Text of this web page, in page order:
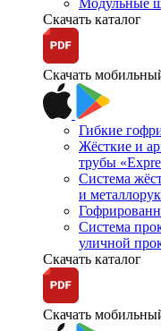
Скачать каталог
Скачать
Гибкие
Жёсткие и
трубы
Система
и
Система
уличной
Скачать каталог
Скачать